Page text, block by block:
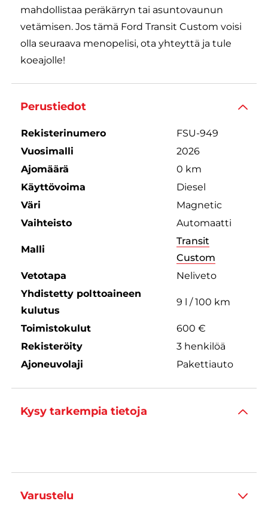
mahdollistaa peräkärryn tai asuntovaunun
vetämisen. Jos tämä Ford Transit Custom voisi
olla seuraava menopelisi, ota yhteyttä ja tule
koeajolle!
Perustiedot
Rekisterinumero
FSU-949
Vuosimalli
2026
Ajomäärä
0 km
Käyttövoima
Diesel
Väri
Magnetic
Vaihteisto
Automaatti
Malli
Transit
Custom
Vetotapa
Neliveto
Yhdistetty polttoaineen
kulutus
9 l / 100 km
Toimistokulut
600 €
Rekisteröity
3 henkilöä
Ajoneuvolaji
Pakettiauto
Kysy tarkempia tietoja
Varustelu